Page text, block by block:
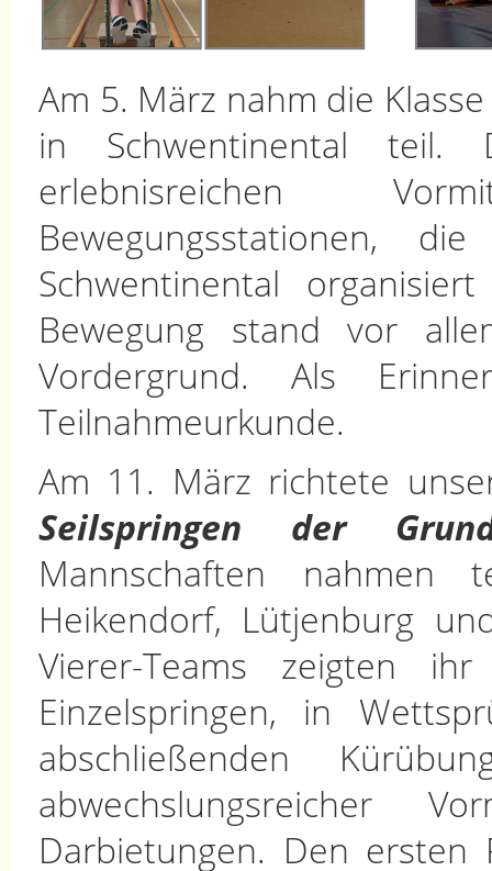
Am 5. März nahm die
in Schwentinental teil.
erlebnisreichen
Bewegungsstationen,
Schwentinental
Bewegung stand vor
Vordergrund. Als
Teilnahmeurkunde.
Am 11. März richtete
Seilspringen der
Mannschaften
Heikendorf, Lütjenburg
Vierer-Teams zeigten
Einzelspringen, in
abschließenden
abwechslungsreicher
Darbietungen. Den